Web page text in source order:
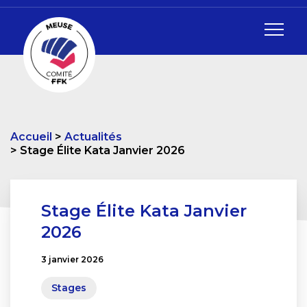
Accueil
Actualités
Stage Élite Kata Janvier 2026
Stage Élite Kata Janvier
2026
3 janvier 2026
Stages